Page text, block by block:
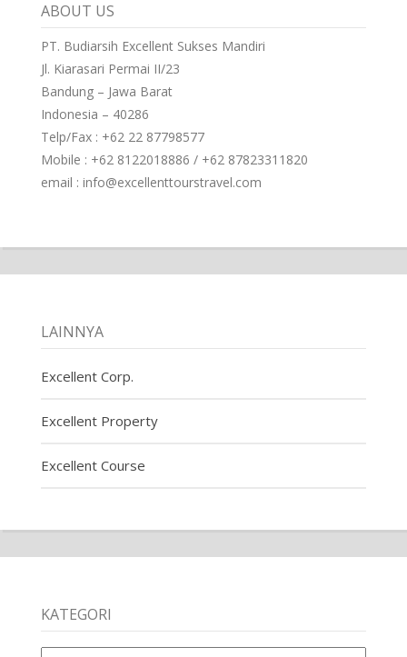
ABOUT US
PT. Budiarsih Excellent Sukses Mandiri
Jl. Kiarasari Permai II/23
Bandung – Jawa Barat
Indonesia – 40286
Telp/Fax : +62 22 87798577
Mobile : +62 8122018886 / +62 87823311820
email : info@excellenttourstravel.com
LAINNYA
Excellent Corp.
Excellent Property
Excellent Course
KATEGORI
Kategori